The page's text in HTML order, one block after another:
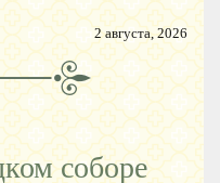
2 августа, 2026
соборе